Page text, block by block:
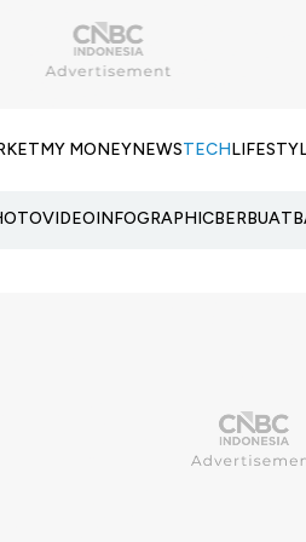
MY MONEYNEWSTECH
VIDEOINFOGRAPHIC